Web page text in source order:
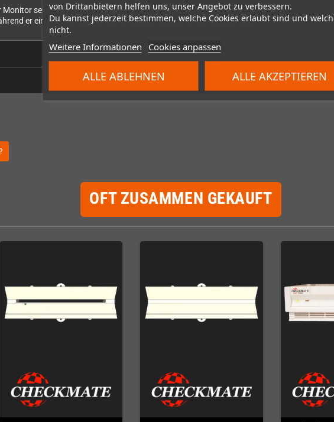
von Drittanbietern helfen uns, unser Angebot zu verbessern.
Du kannst jederzeit bestimmen, welche Cookies erlaubt sind und
nicht.
Weitere Informationen Cookies anpassen
ALLE ABLEHNEN ALLE AKZEPTIEREN
Monitor sein kann der draufgestellt wird:
er einen Commodore 1084s Monitor hält (ja, er hat das getestet!)
OFT ZUSAMMEN GEKAUFT